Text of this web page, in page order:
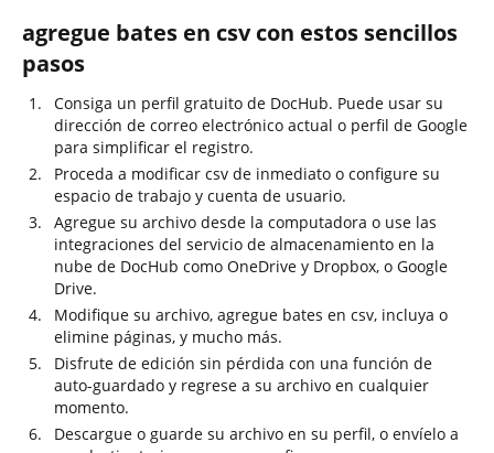
agregue bates en csv con estos sencillos
pasos
Consiga un perfil gratuito de DocHub. Puede usar su
dirección de correo electrónico actual o perfil de Google
para simplificar el registro.
Proceda a modificar csv de inmediato o configure su
espacio de trabajo y cuenta de usuario.
Agregue su archivo desde la computadora o use las
integraciones del servicio de almacenamiento en la
nube de DocHub como OneDrive y Dropbox, o Google
Drive.
Modifique su archivo, agregue bates en csv, incluya o
elimine páginas, y mucho más.
Disfrute de edición sin pérdida con una función de
auto-guardado y regrese a su archivo en cualquier
momento.
Descargue o guarde su archivo en su perfil, o envíelo a